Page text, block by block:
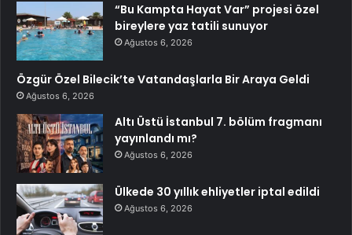
“Bu Kampta Hayat Var” projesi özel
bireylere yaz tatili sunuyor
Ağustos 6, 2026
Özgür Özel Bilecik’te Vatandaşlarla Bir Araya Geldi
Ağustos 6, 2026
Altı Üstü İstanbul 7. bölüm fragmanı
yayınlandı mı?
Ağustos 6, 2026
Ülkede 30 yıllık ehliyetler iptal edildi
Ağustos 6, 2026